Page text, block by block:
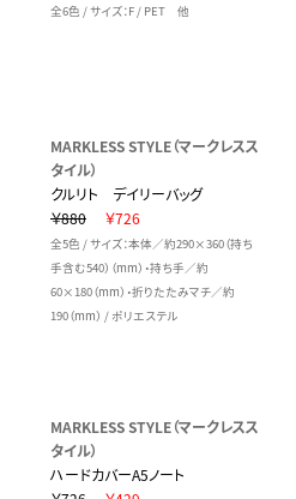
全6色 / サイズ：F / PET 他
MARKLESS STYLE（マークレスス
タイル）
クルリト デイリーバッグ
￥880
￥726
全5色 / サイズ：本体／約290×360（持ち
手含む540）（mm）・持ち手／約
60×180（mm）・折りたたみマチ／約
190（mm） / ポリエステル
MARKLESS STYLE（マークレスス
タイル）
ハードカバーA5ノート